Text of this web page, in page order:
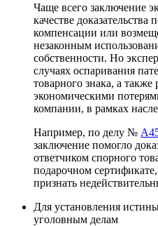
Чаще всего заключение
качестве
компенсации или
незаконным
собственности. Но
случаях оспаривания
товарного знака, а также
экономическими
компании, в рамках
Например, по делу №
заключение помогло
ответчиком спорного
подарочном
признать
Для установления
уголовным делам